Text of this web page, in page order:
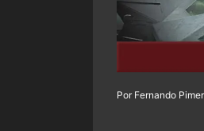
Por Fernando